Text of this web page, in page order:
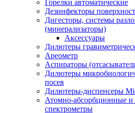
Горелки автоматические
Дезинфекторы
Дигесторы, системы
(минерализаторы)
Аксессуары
Дилютеры
Ареометр
Аспираторы
Дилютеры
посев
Дилютеры-диспенсеры
Атомно-абсорбционные
спектрометры